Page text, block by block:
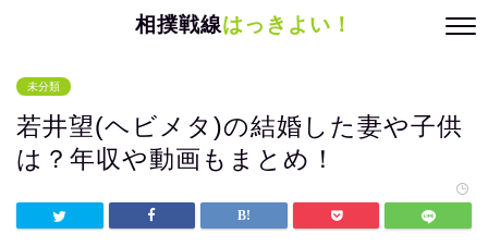
相撲戦線はっきよい！
未分類
若井望(ヘビメタ)の結婚した妻や子供
は？年収や動画もまとめ！